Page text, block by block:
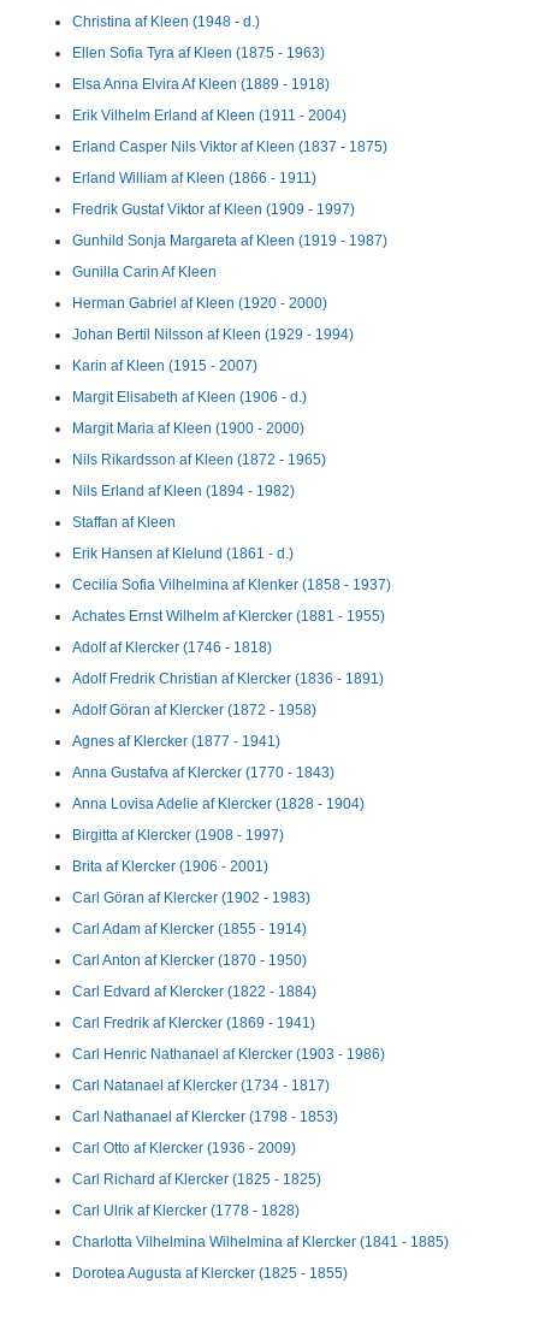
Christina af Kleen (1948 - d.)
Ellen Sofia Tyra af Kleen (1875 - 1963)
Elsa Anna Elvira Af Kleen (1889 - 1918)
Erik Vilhelm Erland af Kleen (1911 - 2004)
Erland Casper Nils Viktor af Kleen (1837 - 1875)
Erland William af Kleen (1866 - 1911)
Fredrik Gustaf Viktor af Kleen (1909 - 1997)
Gunhild Sonja Margareta af Kleen (1919 - 1987)
Gunilla Carin Af Kleen
Herman Gabriel af Kleen (1920 - 2000)
Johan Bertil Nilsson af Kleen (1929 - 1994)
Karin af Kleen (1915 - 2007)
Margit Elisabeth af Kleen (1906 - d.)
Margit Maria af Kleen (1900 - 2000)
Nils Rikardsson af Kleen (1872 - 1965)
Nils Erland af Kleen (1894 - 1982)
Staffan af Kleen
Erik Hansen af Klelund (1861 - d.)
Cecilia Sofia Vilhelmina af Klenker (1858 - 1937)
Achates Ernst Wilhelm af Klercker (1881 - 1955)
Adolf af Klercker (1746 - 1818)
Adolf Fredrik Christian af Klercker (1836 - 1891)
Adolf Göran af Klercker (1872 - 1958)
Agnes af Klercker (1877 - 1941)
Anna Gustafva af Klercker (1770 - 1843)
Anna Lovisa Adelie af Klercker (1828 - 1904)
Birgitta af Klercker (1908 - 1997)
Brita af Klercker (1906 - 2001)
Carl Göran af Klercker (1902 - 1983)
Carl Adam af Klercker (1855 - 1914)
Carl Anton af Klercker (1870 - 1950)
Carl Edvard af Klercker (1822 - 1884)
Carl Fredrik af Klercker (1869 - 1941)
Carl Henric Nathanael af Klercker (1903 - 1986)
Carl Natanael af Klercker (1734 - 1817)
Carl Nathanael af Klercker (1798 - 1853)
Carl Otto af Klercker (1936 - 2009)
Carl Richard af Klercker (1825 - 1825)
Carl Ulrik af Klercker (1778 - 1828)
Charlotta Vilhelmina Wilhelmina af Klercker (1841 - 1885)
Dorotea Augusta af Klercker (1825 - 1855)